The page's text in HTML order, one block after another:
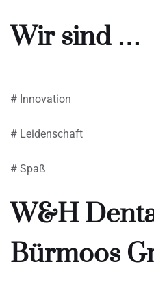
Wir sind …
# Innovation
# Leidenschaft
# Spaß
W&H
Bürmoos